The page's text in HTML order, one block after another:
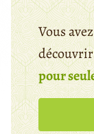
Vous
pour